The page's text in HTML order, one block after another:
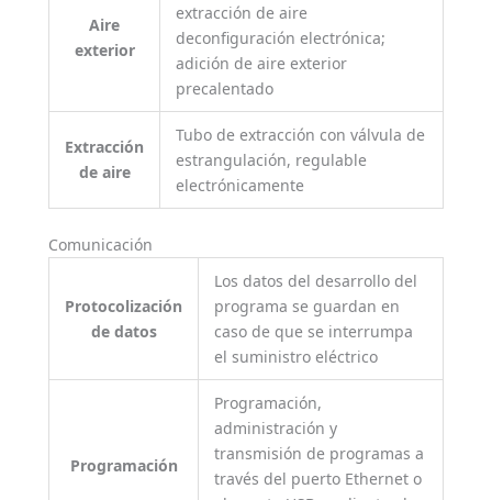
Aire
exterior
extracción de aire
deconfiguración electrónica;
adición de aire exterior
precalentado
Extracción
de aire
Tubo de extracción con válvula de
estrangulación, regulable
electrónicamente
Comunicación
Protocolización
de datos
Los datos del desarrollo del
programa se guardan en
caso de que se interrumpa
el suministro eléctrico
Programación
Programación,
administración y
transmisión de programas a
través del puerto Ethernet o